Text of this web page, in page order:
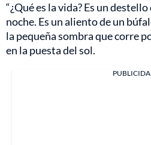
“¿Qué es la vida? Es un
noche. Es un aliento de un
la pequeña sombra que corre
en la puesta del sol.